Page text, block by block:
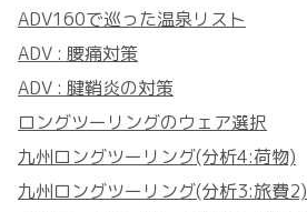
ADV160で巡った温泉リスト
ADV : 腰痛対策
ADV : 腱鞘炎の対策
ロングツーリングのウェア選択
九州ロングツーリング(分析4:荷物)
九州ロングツーリング(分析3:旅費2)